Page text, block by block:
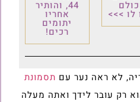
לו >>>
44, והותיר
אחריו
יתומים
רכים!
לא ראה נער עם תסמונת
רק עובר לידך ואתה מעלה